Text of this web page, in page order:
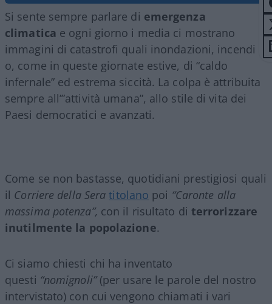
Si sente sempre parlare di emergenza
climatica e ogni giorno i media ci mostrano
immagini di catastrofi quali inondazioni, incendi
o, come in queste giornate estive, di “caldo
infernale” ed estrema siccità. La colpa è attribuita
sempre all’”attività umana”, allo stile di vita dei
Paesi democratici e avanzati.
Come se non bastasse, quotidiani prestigiosi quali
il Corriere della Seratitolano poi “Caronte alla
massima potenza”, con il risultato di terrorizzare
inutilmente la popolazione.
Ci siamo chiesti chi ha inventato
questi “nomignoli”(per usare le parole del nostro
intervistato) con cui vengono chiamati i vari